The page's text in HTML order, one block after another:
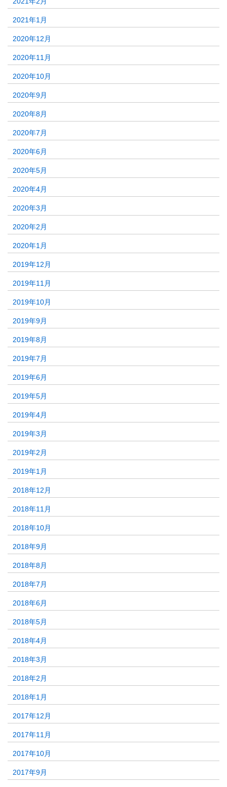
2021年1月
2020年12月
2020年11月
2020年10月
2020年9月
2020年8月
2020年7月
2020年6月
2020年5月
2020年4月
2020年3月
2020年2月
2020年1月
2019年12月
2019年11月
2019年10月
2019年9月
2019年8月
2019年7月
2019年6月
2019年5月
2019年4月
2019年3月
2019年2月
2019年1月
2018年12月
2018年11月
2018年10月
2018年9月
2018年8月
2018年7月
2018年6月
2018年5月
2018年4月
2018年3月
2018年2月
2018年1月
2017年12月
2017年11月
2017年10月
2017年9月